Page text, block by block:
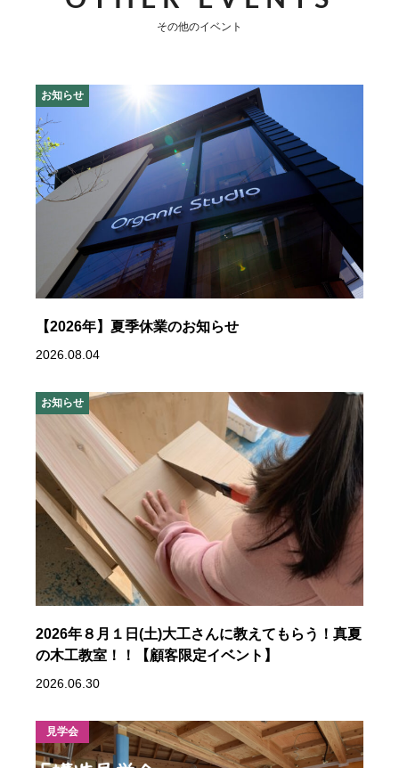
その他のイベント
お知らせ
【2026年】夏季休業のお知らせ
2026.08.04
お知らせ
2026年８月１日(土)大工さんに教えてもらう！真夏
の木工教室！！【顧客限定イベント】
2026.06.30
見学会